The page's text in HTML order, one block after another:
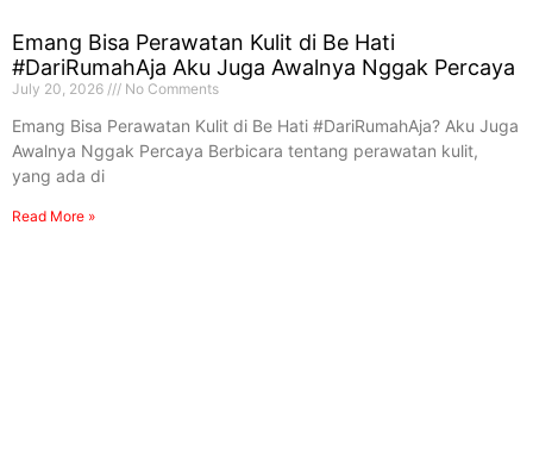
Emang Bisa Perawatan Kulit di Be Hati
#DariRumahAja Aku Juga Awalnya Nggak Percaya
July 20, 2026 No Comments
Emang Bisa Perawatan Kulit di Be Hati #DariRumahAja? Aku Juga
Awalnya Nggak Percaya Berbicara tentang perawatan kulit,
yang ada di
Read More »